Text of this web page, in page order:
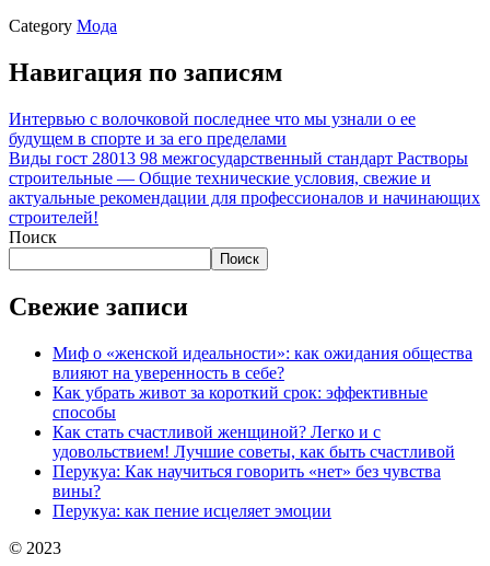
Category Мода
Навигация по записям
Интервью с волочковой последнее что мы узнали о ее
будущем в спорте и за его пределами
Виды гост 28013 98 межгосударственный стандарт Растворы
строительные — Общие технические условия, свежие и
актуальные рекомендации для профессионалов и начинающих
строителей!
Поиск
Поиск
Свежие записи
Миф о «женской идеальности»: как ожидания общества
влияют на уверенность в себе?
Как убрать живот за короткий срок: эффективные
способы
Как стать счастливой женщиной? Легко и с
удовольствием! Лучшие советы, как быть счастливой
Перукуа: Как научиться говорить «нет» без чувства
вины?
Перукуа: как пение исцеляет эмоции
© 2023